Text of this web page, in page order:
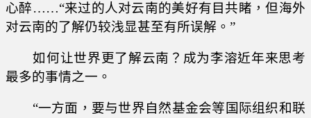
心醉……“来过的人对云南的美好有目共睹，但海外
对云南的了解仍较浅显甚至有所误解。”
如何让世界更了解云南？成为李溶近年来思考
最多的事情之一。
“一方面，要与世界自然基金会等国际组织和联